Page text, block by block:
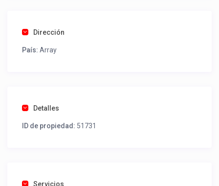
como un profesional sin COMISIONES ni ESTAFAS.
Tel contacto propiedad:
Dirección
País: Array
Detalles
ID de propiedad: 51731
Servicios